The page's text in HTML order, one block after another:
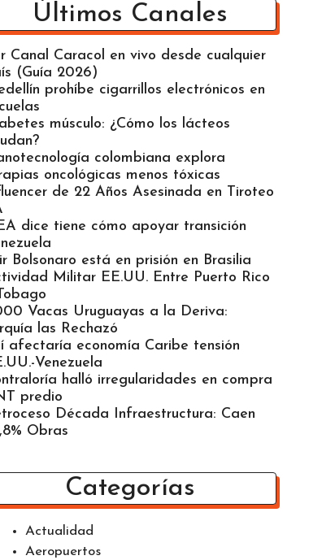
Últimos Canales
Canal Caracol en vivo desde cualquier
(Guía 2026)
prohíbe cigarrillos electrónicos en
músculo: ¿Cómo los lácteos
colombiana explora
oncológicas menos tóxicas
de 22 Años Asesinada en Tiroteo
dice tiene cómo apoyar transición
Bolsonaro está en prisión en Brasilia
Militar EE.UU. Entre Puerto Rico
Vacas Uruguayas a la Deriva:
las Rechazó
afectaría economía Caribe tensión
Venezuela
halló irregularidades en compra
predio
Década Infraestructura: Caen
Obras
Categorías
Actualidad
Aeropuertos